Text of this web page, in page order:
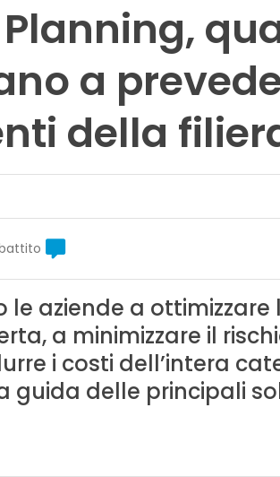
a
della
le aziende a
a minimizzare il
i costi dell’intera
guida delle principali